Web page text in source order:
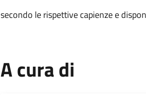
secondo le rispettive capienze e
A cura di